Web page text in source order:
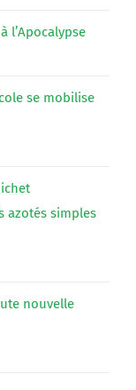
l’Apocalypse
se mobilise
azotés simples
nouvelle